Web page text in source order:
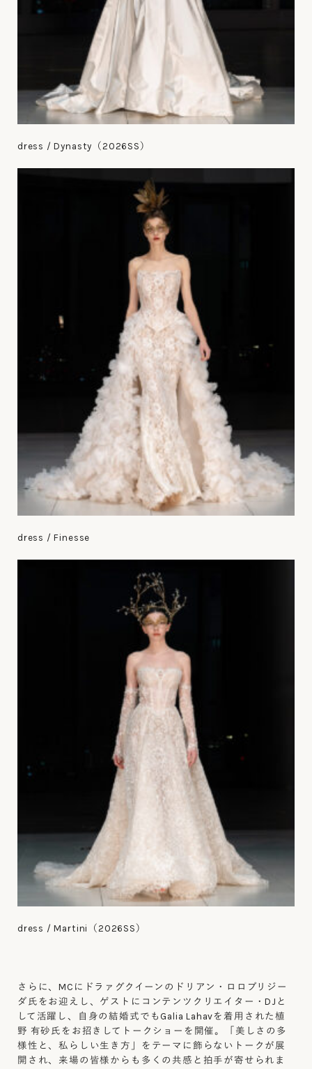
dress / Dynasty（2026SS）
dress / Finesse
dress / Martini（2026SS）
さらに、MCにドラァグクイーンのドリアン・ロロブリジー
ダ氏をお迎えし、ゲストにコンテンツクリエイター・DJと
して活躍し、自身の結婚式でもGalia Lahavを着用された植
野 有砂氏をお招きしてトークショーを開催。「美しさの多
様性と、私らしい生き方」をテーマに飾らないトークが展
開され、来場の皆様からも多くの共感と拍手が寄せられま